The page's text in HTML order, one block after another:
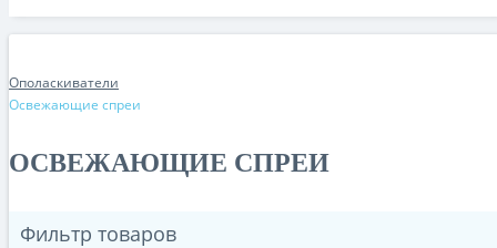
Ополаскиватели
Освежающие спреи
ОСВЕЖАЮЩИЕ СПРЕИ
Фильтр товаров